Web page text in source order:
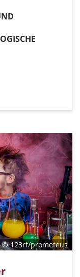
© 123rf/prometeus